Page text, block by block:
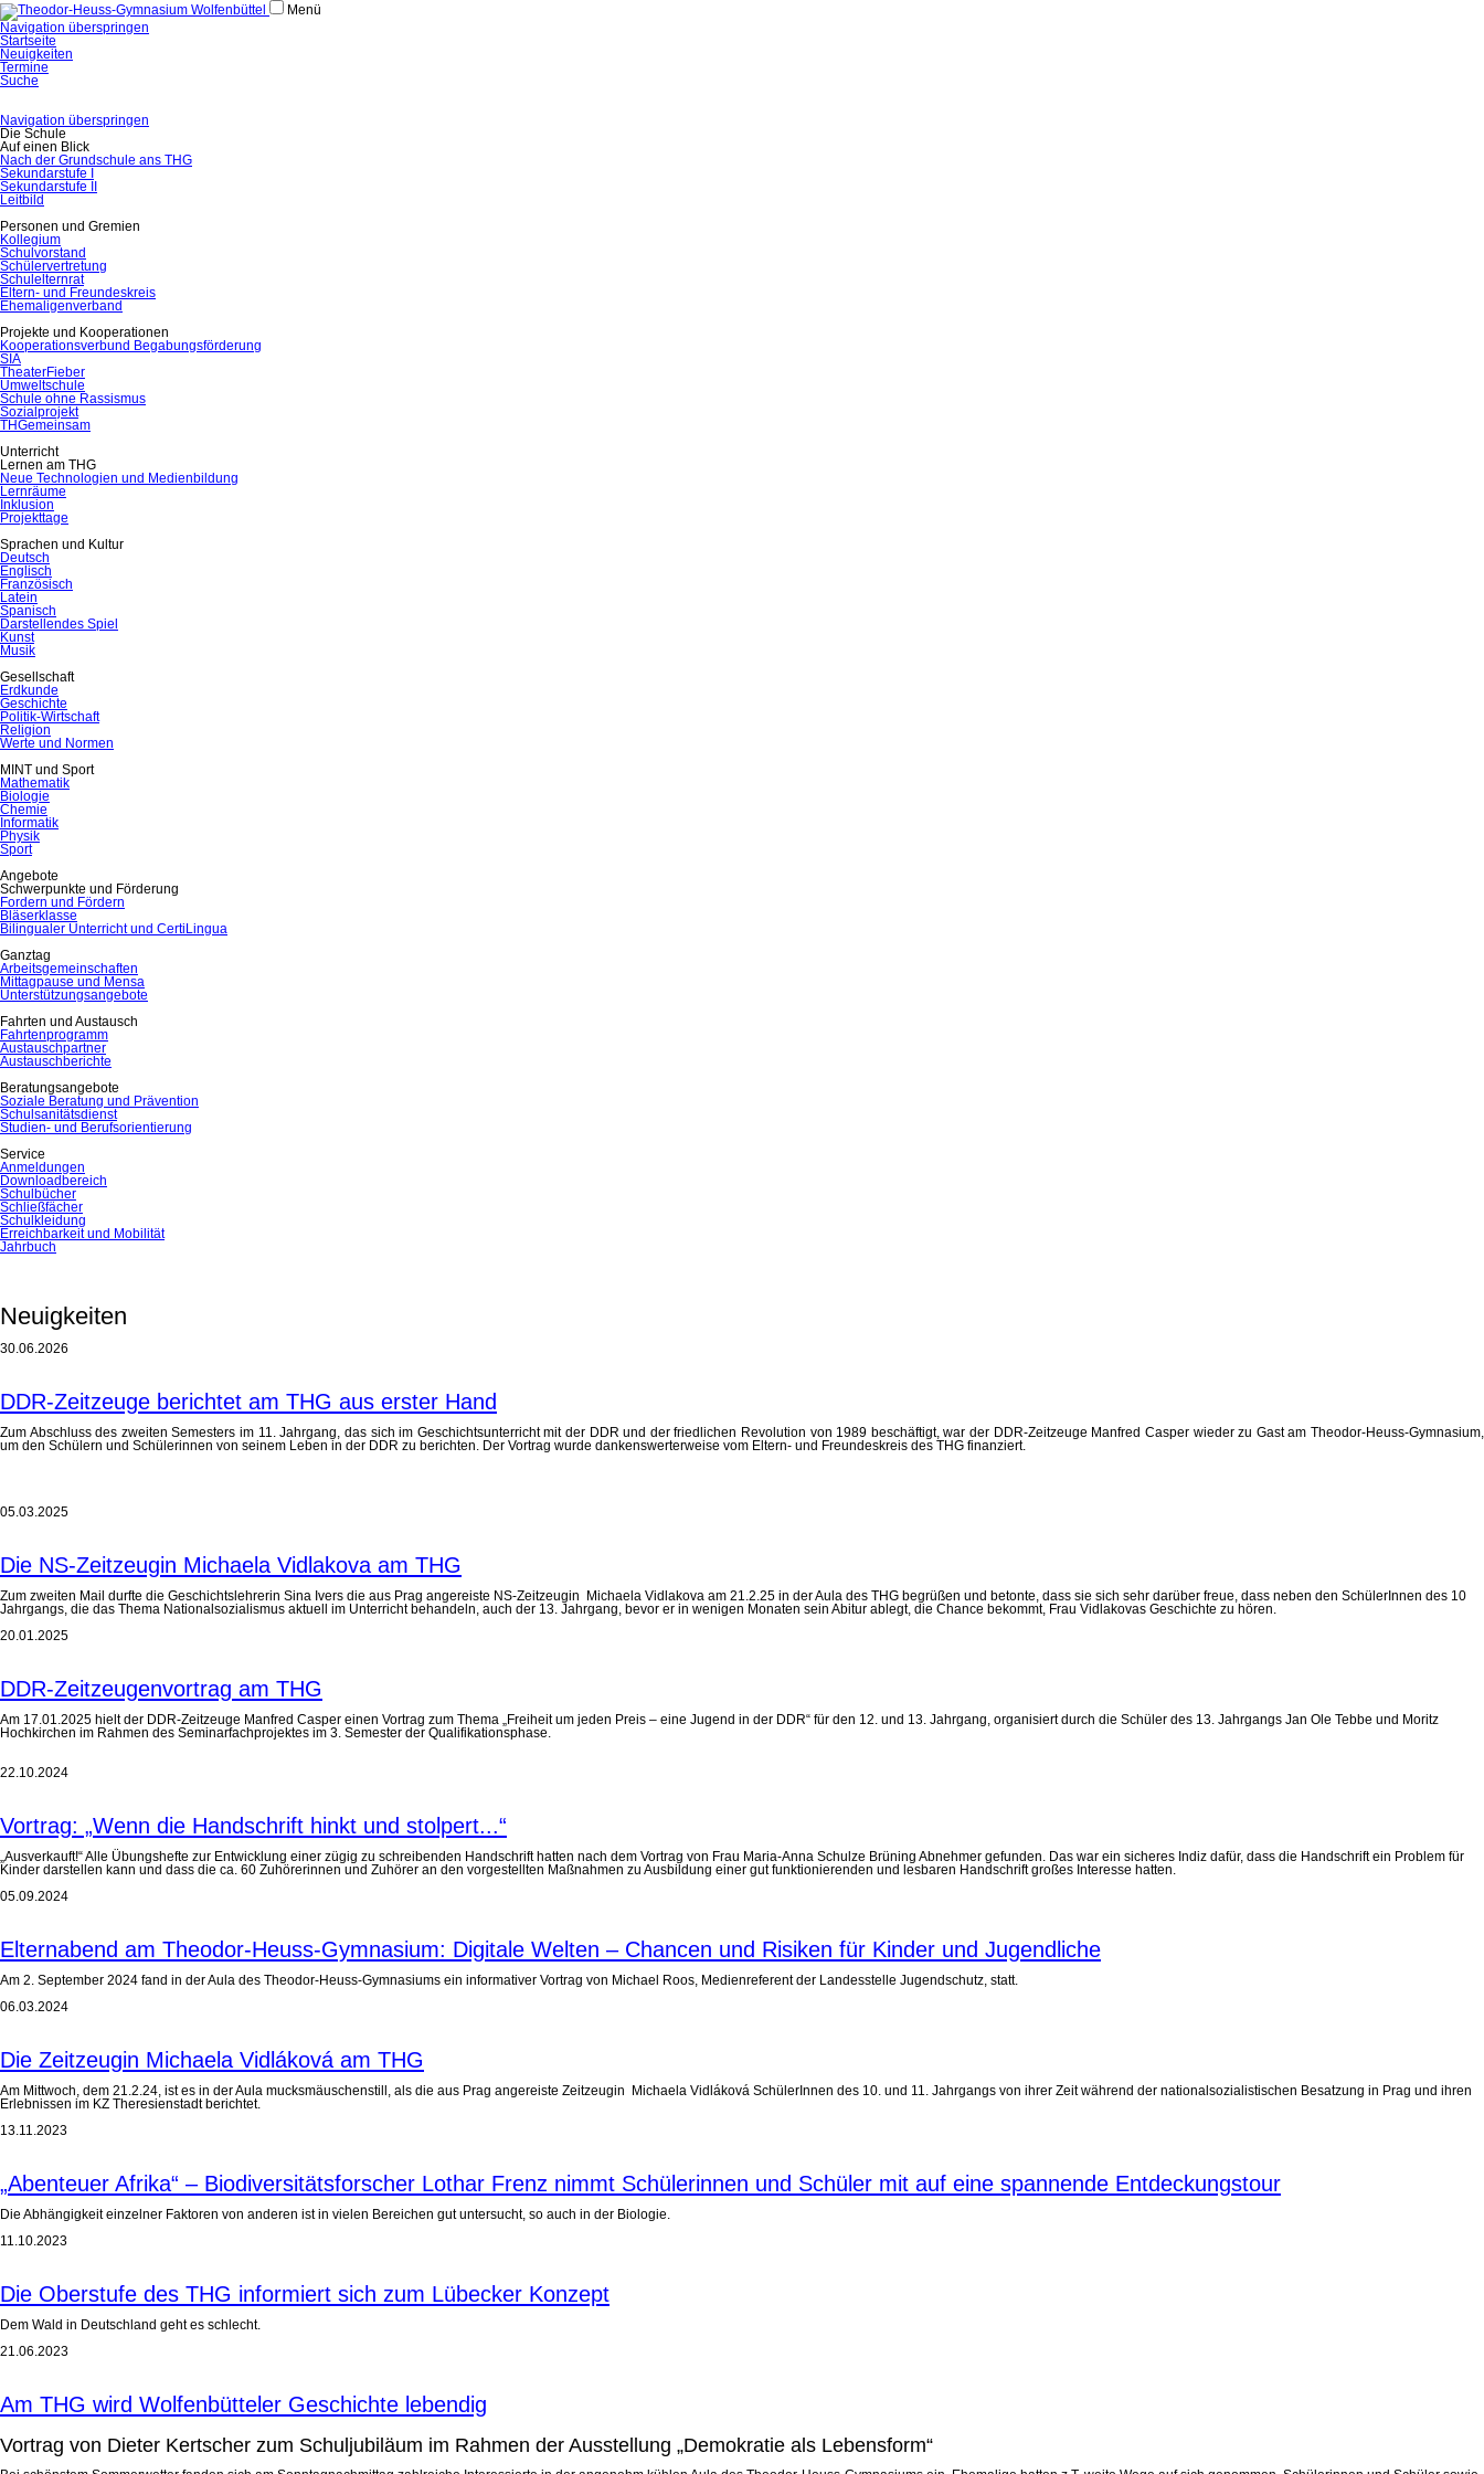
Menü
Navigation überspringen
Startseite
Neuigkeiten
Termine
Suche
Navigation überspringen
Die Schule
Auf einen Blick
Nach der Grundschule ans THG
Sekundarstufe I
Sekundarstufe II
Leitbild
Personen und Gremien
Kollegium
Schulvorstand
Schülervertretung
Schulelternrat
Eltern- und Freundeskreis
Ehemaligenverband
Projekte und Kooperationen
Kooperationsverbund Begabungsförderung
SIA
TheaterFieber
Umweltschule
Schule ohne Rassismus
Sozialprojekt
THGemeinsam
Unterricht
Lernen am THG
Neue Technologien und Medienbildung
Lernräume
Inklusion
Projekttage
Sprachen und Kultur
Deutsch
Englisch
Französisch
Latein
Spanisch
Darstellendes Spiel
Kunst
Musik
Gesellschaft
Erdkunde
Geschichte
Politik-Wirtschaft
Religion
Werte und Normen
MINT und Sport
Mathematik
Biologie
Chemie
Informatik
Physik
Sport
Angebote
Schwerpunkte und Förderung
Fordern und Fördern
Bläserklasse
Bilingualer Unterricht und CertiLingua
Ganztag
Arbeitsgemeinschaften
Mittagpause und Mensa
Unterstützungsangebote
Fahrten und Austausch
Fahrtenprogramm
Austauschpartner
Austauschberichte
Beratungsangebote
Soziale Beratung und Prävention
Schulsanitätsdienst
Studien- und Berufsorientierung
Service
Anmeldungen
Downloadbereich
Schulbücher
Schließfächer
Schulkleidung
Erreichbarkeit und Mobilität
Jahrbuch
Neuigkeiten
30.06.2026
DDR-Zeitzeuge berichtet am THG aus erster Hand
Zum Abschluss des zweiten Semesters im 11. Jahrgang, das sich im Geschichtsunterricht mit der DDR und der friedlichen Revolution von 1989 beschäftigt, war der DDR-Zeitzeuge Manfred Casper wieder zu Gast am Theodor-Heuss-Gymnasium,
um den Schülern und Schülerinnen von seinem Leben in der DDR zu berichten. Der Vortrag wurde dankenswerterweise vom Eltern- und Freundeskreis des THG finanziert.
05.03.2025
Die NS-Zeitzeugin Michaela Vidlakova am THG
Zum zweiten Mail durfte die Geschichtslehrerin Sina Ivers die aus Prag angereiste NS-Zeitzeugin Michaela Vidlakova am 21.2.25 in der Aula des THG begrüßen und betonte, dass sie sich sehr darüber freue, dass neben den SchülerInnen des 10
Jahrgangs, die das Thema Nationalsozialismus aktuell im Unterricht behandeln, auch der 13. Jahrgang, bevor er in wenigen Monaten sein Abitur ablegt, die Chance bekommt, Frau Vidlakovas Geschichte zu hören.
20.01.2025
DDR-Zeitzeugenvortrag am THG
Am 17.01.2025 hielt der DDR-Zeitzeuge Manfred Casper einen Vortrag zum Thema „Freiheit um jeden Preis – eine Jugend in der DDR“ für den 12. und 13. Jahrgang, organisiert durch die Schüler des 13. Jahrgangs Jan Ole Tebbe und Moritz
Hochkirchen im Rahmen des Seminarfachprojektes im 3. Semester der Qualifikationsphase.
22.10.2024
Vortrag: „Wenn die Handschrift hinkt und stolpert...“
„Ausverkauft!“ Alle Übungshefte zur Entwicklung einer zügig zu schreibenden Handschrift hatten nach dem Vortrag von Frau Maria-Anna Schulze Brüning Abnehmer gefunden. Das war ein sicheres Indiz dafür, dass die Handschrift ein Problem für
Kinder darstellen kann und dass die ca. 60 Zuhörerinnen und Zuhörer an den vorgestellten Maßnahmen zu Ausbildung einer gut funktionierenden und lesbaren Handschrift großes Interesse hatten.
05.09.2024
Elternabend am Theodor-Heuss-Gymnasium: Digitale Welten – Chancen und Risiken für Kinder und Jugendliche
Am 2. September 2024 fand in der Aula des Theodor-Heuss-Gymnasiums ein informativer Vortrag von Michael Roos, Medienreferent der Landesstelle Jugendschutz, statt.
06.03.2024
Die Zeitzeugin Michaela Vidláková am THG
Am Mittwoch, dem 21.2.24, ist es in der Aula mucksmäuschenstill, als die aus Prag angereiste Zeitzeugin Michaela Vidláková SchülerInnen des 10. und 11. Jahrgangs von ihrer Zeit während der nationalsozialistischen Besatzung in Prag und ihren
Erlebnissen im KZ Theresienstadt berichtet.
13.11.2023
„Abenteuer Afrika“ – Biodiversitätsforscher Lothar Frenz nimmt Schülerinnen und Schüler mit auf eine spannende Entdeckungstour
Die Abhängigkeit einzelner Faktoren von anderen ist in vielen Bereichen gut untersucht, so auch in der Biologie.
11.10.2023
Die Oberstufe des THG informiert sich zum Lübecker Konzept
Dem Wald in Deutschland geht es schlecht.
21.06.2023
Am THG wird Wolfenbütteler Geschichte lebendig
Vortrag von Dieter Kertscher zum Schuljubiläum im Rahmen der Ausstellung „Demokratie als Lebensform“